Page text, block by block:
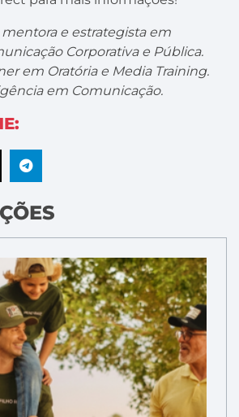
mentora e estrategista em
Corporativa e Pública.
em Oratória e Media Training.
em Comunicação.